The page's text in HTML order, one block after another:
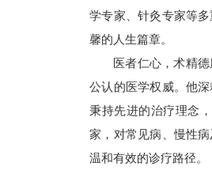
学专家、针灸专家等
馨的人生篇章。
医者仁心，术精
公认的医学权威。他
秉持先进的治疗理念
家，对常见病、慢性
温和有效的诊疗路径。